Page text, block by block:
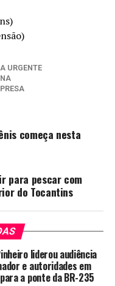
URGENTE
começa nesta
para pescar com
do Tocantins
liderou audiência
e autoridades em
a ponte da BR-235